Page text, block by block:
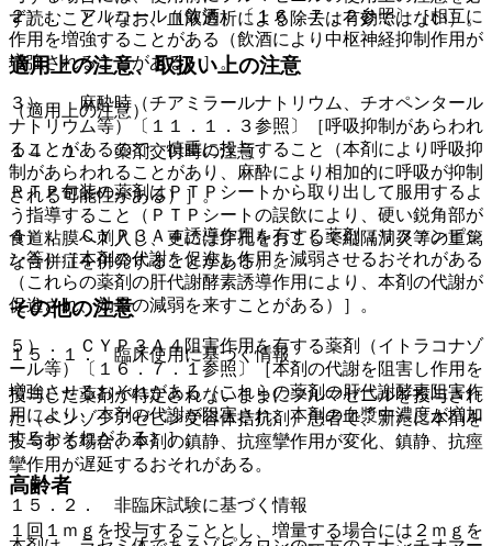
ず読むこと（なお、血液透析による除去は有効ではない）。
適用上の注意、取扱い上の注意
（適用上の注意）
１４．１． 薬剤交付時の注意
ＰＴＰ包装の薬剤はＰＴＰシートから取り出して服用するよ
う指導すること（ＰＴＰシートの誤飲により、硬い鋭角部が
食道粘膜へ刺入し、更には穿孔をおこして縦隔洞炎等の重篤
な合併症を併発することがある）。
その他の注意
１５．１． 臨床使用に基づく情報
投与した薬剤が特定されないままにフルマゼニルを投与され
た（ベンゾジアゼピン受容体拮抗剤）患者で、新たに本剤を
投与する場合、本剤の鎮静、抗痙攣作用が変化、鎮静、抗痙
攣作用が遅延するおそれがある。
１５．２． 非臨床試験に基づく情報
２）． アルコール（飲酒）〔１６．７．２参照〕［相互に
作用を増強することがある（飲酒により中枢神経抑制作用が
増強されることがある）］。
３）． 麻酔時（チアミラールナトリウム、チオペンタール
ナトリウム等）〔１１．１．３参照〕［呼吸抑制があらわれ
ることがあるので、慎重に投与すること（本剤により呼吸抑
制があらわれることがあり、麻酔により相加的に呼吸が抑制
される可能性がある）］。
４）． ＣＹＰ３Ａ４誘導作用を有する薬剤（リファンピシ
ン等）［本剤の代謝を促進し作用を減弱させるおそれがある
（これらの薬剤の肝代謝酵素誘導作用により、本剤の代謝が
促進され、効果の減弱を来すことがある）］。
５）． ＣＹＰ３Ａ４阻害作用を有する薬剤（イトラコナゾ
ール等）〔１６．７．１参照〕［本剤の代謝を阻害し作用を
増強させるおそれがある（これらの薬剤の肝代謝酵素阻害作
用により、本剤の代謝が阻害され、本剤の血漿中濃度が増加
するおそれがある）］。
高齢者
１回１ｍｇを投与することとし、増量する場合には２ｍｇを